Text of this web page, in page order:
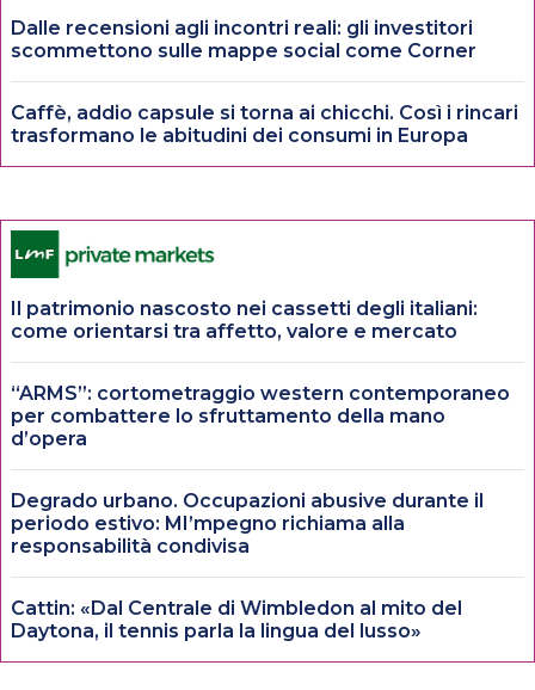
Dalle recensioni agli incontri reali: gli investitori
scommettono sulle mappe social come Corner
Caffè, addio capsule si torna ai chicchi. Così i rincari
trasformano le abitudini dei consumi in Europa
Il patrimonio nascosto nei cassetti degli italiani:
come orientarsi tra affetto, valore e mercato
“ARMS”: cortometraggio western contemporaneo
per combattere lo sfruttamento della mano
d’opera
Degrado urbano. Occupazioni abusive durante il
periodo estivo: MI’mpegno richiama alla
responsabilità condivisa
Cattin: «Dal Centrale di Wimbledon al mito del
Daytona, il tennis parla la lingua del lusso»